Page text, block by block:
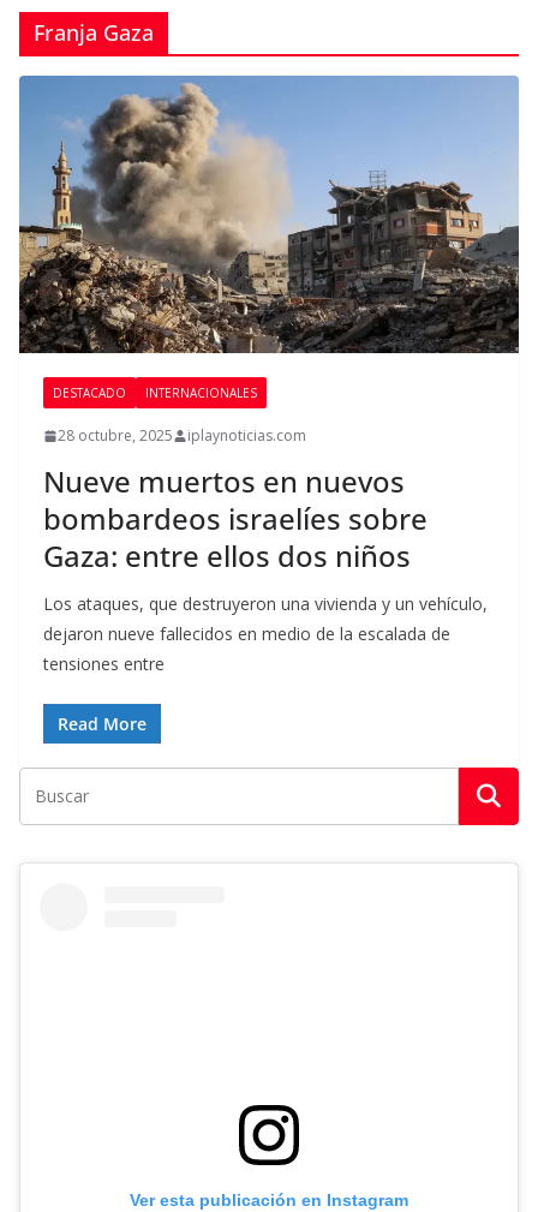
Franja Gaza
DESTACADO INTERNACIONALES
28 octubre, 2025 iplaynoticias.com
Nueve muertos en nuevos
bombardeos israelíes sobre
Gaza: entre ellos dos niños
Los ataques, que destruyeron una vivienda y un vehículo,
dejaron nueve fallecidos en medio de la escalada de
tensiones entre
Read More
Ver esta publicación en Instagram